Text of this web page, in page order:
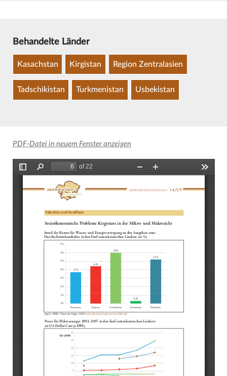
Behandelte Länder
Kasachstan Kirgistan Region Zentralasien
Tadschikistan Turkmenistan Usbekistan
PDF-Datei in neuem Fenster anzeigen